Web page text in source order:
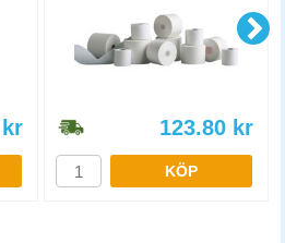
kr 123.80 kr
KÖP